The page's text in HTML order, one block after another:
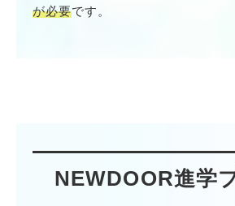
が必要です。
NEWDOOR進学